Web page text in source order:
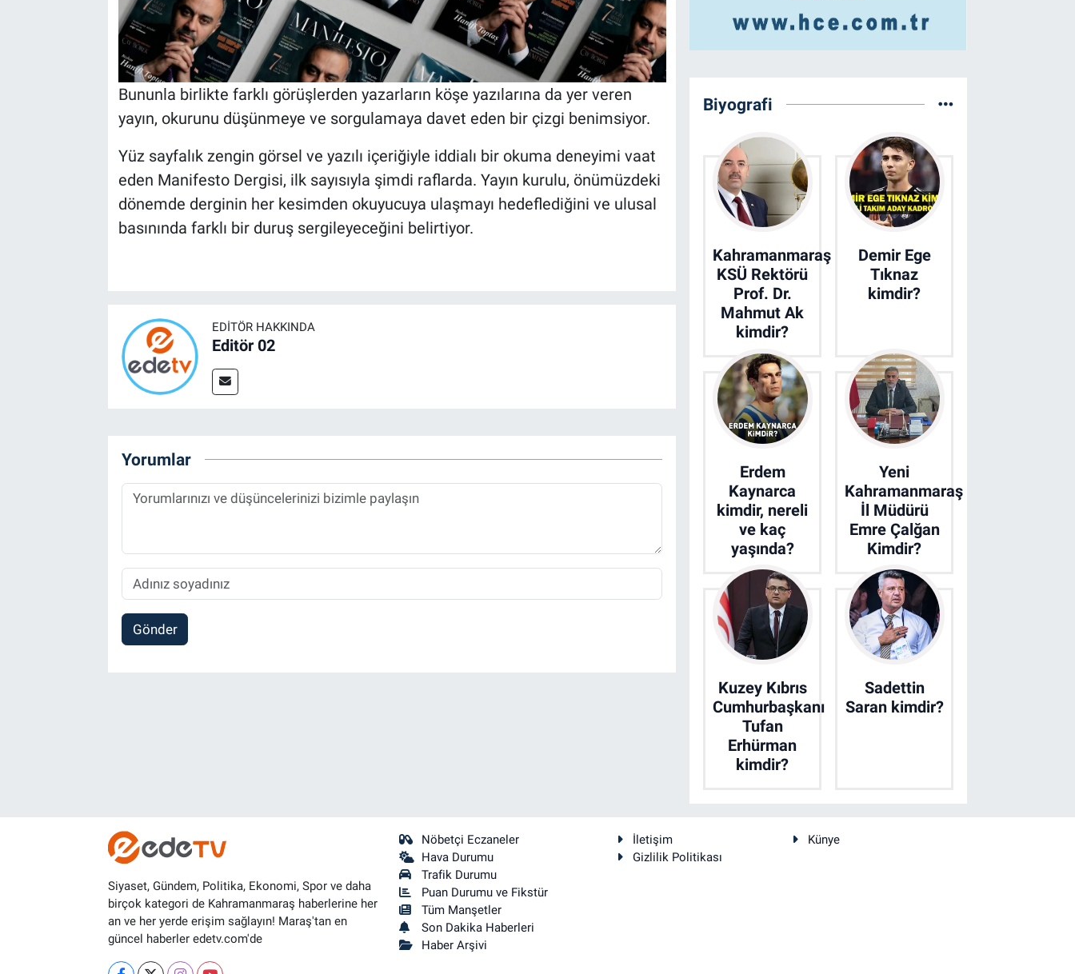
Bununla birlikte farklı görüşlerden yazarların köşe yazılarına da yer veren
yayın, okurunu düşünmeye ve sorgulamaya davet eden bir çizgi benimsiyor.
Yüz sayfalık zengin görsel ve yazılı içeriğiyle iddialı bir okuma deneyimi vaat
eden Manifesto Dergisi, ilk sayısıyla şimdi raflarda. Yayın kurulu, önümüzdeki
dönemde derginin her kesimden okuyucuya ulaşmayı hedeflediğini ve ulusal
basınında farklı bir duruş sergileyeceğini belirtiyor.
EDITÖR HAKKINDA
Editör 02
Yorumlar
Gönder
Biyografi
Kahramanmaraş
KSÜ Rektörü
Prof. Dr.
Mahmut Ak
kimdir?
Demir Ege
Tıknaz
kimdir?
Erdem
Kaynarca
kimdir, nereli
ve kaç
yaşında?
Yeni
Kahramanmaraş
İl Müdürü
Emre Çalğan
Kimdir?
Kuzey Kıbrıs
Cumhurbaşkanı
Tufan
Erhürman
kimdir?
Sadettin
Saran kimdir?
Siyaset, Gündem, Politika, Ekonomi, Spor ve daha
birçok kategori de Kahramanmaraş haberlerine her
an ve her yerde erişim sağlayın! Maraş'tan en
güncel haberler edetv.com'de
Nöbetçi Eczaneler
Hava Durumu
Trafik Durumu
Puan Durumu ve Fikstür
Tüm Manşetler
Son Dakika Haberleri
Haber Arşivi
İletişim
Künye
Gizlilik Politikası